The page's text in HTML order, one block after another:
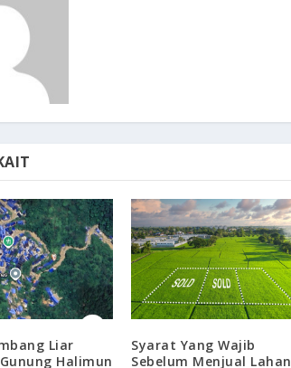
Liar
Halimun
Syarat Yang Wajib
Sebelum Menjual Lahan